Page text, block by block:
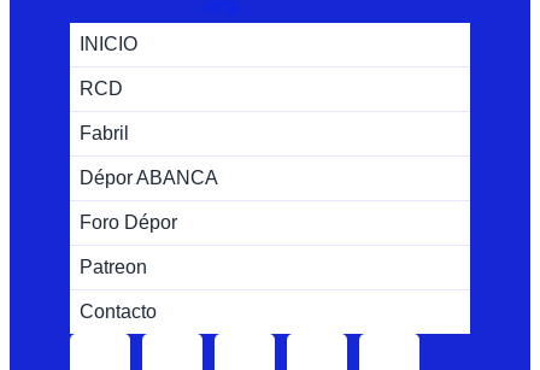
INICIO
RCD
Fabril
Dépor ABANCA
Foro Dépor
Patreon
Contacto